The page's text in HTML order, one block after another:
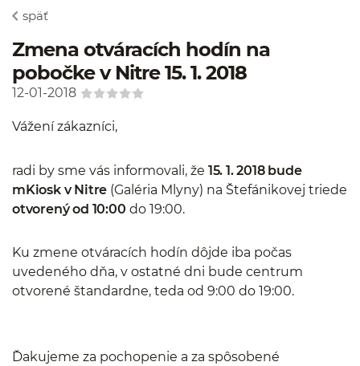
späť
Zmena otváracích hodín na
pobočke v Nitre 15. 1. 2018
12-01-2018
Vážení zákazníci,
radi by sme vás informovali, že 15. 1. 2018 bude
mKiosk v Nitre (Galéria Mlyny) na Štefánikovej triede
otvorený od 10:00 do 19:00.
Ku zmene otváracích hodín dôjde iba počas
uvedeného dňa, v ostatné dni bude centrum
otvorené štandardne, teda od 9:00 do 19:00.
Ďakujeme za pochopenie a za spôsobené